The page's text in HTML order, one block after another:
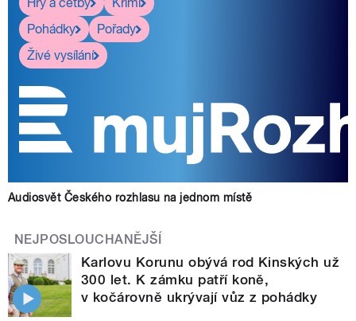
Pohádky
Pořady
Živé vysílání
Audiosvět Českého rozhlasu na jednom místě
NEJPOSLOUCHANĚJŠÍ
Karlovu Korunu obývá rod Kinských už
300 let. K zámku patří koně,
v kočárovně ukrývají vůz z pohádky